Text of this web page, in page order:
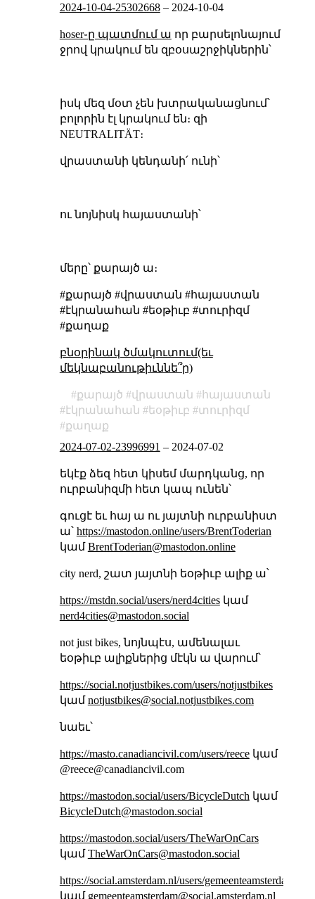
2024-10-04-25302668– 2024-10-04
hoser֊ը պատմում ա որ բարսելոնայում
ջրով կրակում են զբօսաշրջիկներին՝
իսկ մեզ մօտ չեն խտրականացնում՝
բոլորին էլ կրակում են։ զի
NEUTRALITÄT։
վրաստանի կենդանի՛ ունի՝
ու նոյնիսկ հայաստանի՝
մերը՝ քարայծ ա։
#քարայծ #վրաստան #հայաստան
#էկրանահան #եօթիւբ #տուրիզմ
#քաղաք
բնօրինակ ծմակուտում(եւ
մեկնաբանութիւննե՞ր)
քարայծ վրաստան
հայաստան
էկրանահան
եօթիւբ
տուրիզմ
քաղաք
2024-07-02-23996991 – 2024-07-02
եկէք ձեզ հետ կիսեմ մարդկանց, որ
ուրբանիզմի հետ կապ ունեն՝
գուցէ եւ հայ ա ու յայտնի ուրբանիստ
ա՝ https://mastodon.online/users/BrentToderian
կամBrentToderian@mastodon.online
city nerd, շատ յայտնի եօթիւբ ալիք ա՝
https://mstdn.social/users/nerd4citiesկամ
nerd4cities@mastodon.social
not just bikes, նոյնպէս, ամենալաւ
եօթիւբ ալիքներից մէկն ա վարում՝
https://social.notjustbikes.com/users/notjustbikes
կամnotjustbikes@social.notjustbikes.com
նաեւ՝
https://masto.canadiancivil.com/users/reeceկամ
@reece@canadiancivil.com
https://mastodon.social/users/BicycleDutch կամ
BicycleDutch@mastodon.social
https://mastodon.social/users/TheWarOnCars
կամTheWarOnCars@mastodon.social
https://social.amsterdam.nl/users/gemeenteamsterdam
կամ gemeenteamsterdam@social.amsterdam.nl